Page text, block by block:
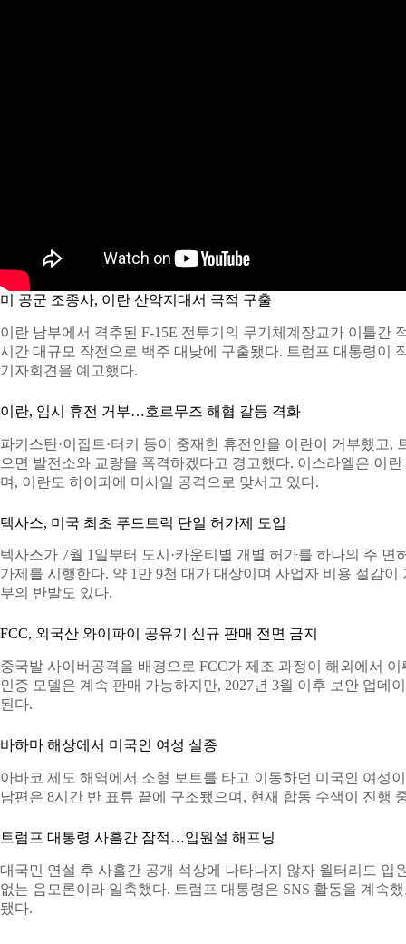
미 공군 조종사, 이란 산악지대서 극적 구출
이란 남부에서 격추된 F-15E 전투기의 무기체계장교가 이틀간
시간 대규모 작전으로 백주 대낮에 구출됐다. 트럼프 대통령이
기자회견을 예고했다.
이란, 임시 휴전 거부…호르무즈 해협 갈등 격화
파키스탄·이집트·터키 등이 중재한 휴전안을 이란이 거부했고,
으면 발전소와 교량을 폭격하겠다고 경고했다. 이스라엘은 이
며, 이란도 하이파에 미사일 공격으로 맞서고 있다.
텍사스, 미국 최초 푸드트럭 단일 허가제 도입
텍사스가 7월 1일부터 도시·카운티별 개별 허가를 하나의 주
가제를 시행한다. 약 1만 9천 대가 대상이며 사업자 비용 절감
부의 반발도 있다.
FCC, 외국산 와이파이 공유기 신규 판매 전면 금지
중국발 사이버공격을 배경으로 FCC가 제조 과정이 해외에서
인증 모델은 계속 판매 가능하지만, 2027년 3월 이후 보안 업데
된다.
바하마 해상에서 미국인 여성 실종
아바코 제도 해역에서 소형 보트를 타고 이동하던 미국인 여성
남편은 8시간 반 표류 끝에 구조됐으며, 현재 합동 수색이 진행
트럼프 대통령 사흘간 잠적…입원설 해프닝
대국민 연설 후 사흘간 공개 석상에 나타나지 않자 월터리드 입
없는 음모론이라 일축했다. 트럼프 대통령은 SNS 활동을 계속
됐다.